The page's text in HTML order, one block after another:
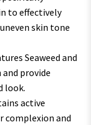
to effectively
skin tone
Seaweed and
provide
look.
active
complexion and